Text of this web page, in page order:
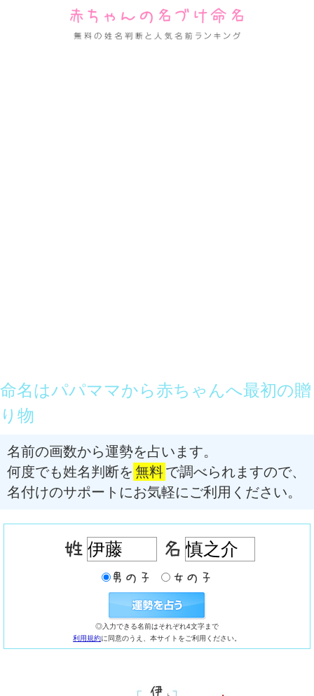
命名はパパママから赤ちゃんへ最初の贈
り物
名前の画数から運勢を占います。
何度でも姓名判断を 無料で調べられますので、
名付けのサポートにお気軽にご利用ください。
◎入力できる名前はそれぞれ4文字まで
利用規約に同意のうえ、本サイトをご利用ください。